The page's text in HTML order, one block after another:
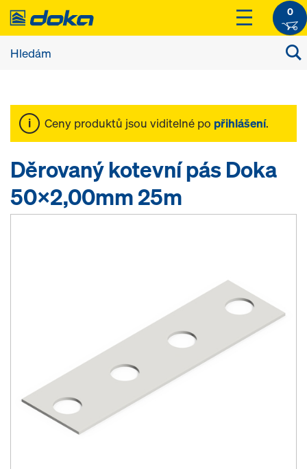
0
Ceny produktů jsou viditelné po přihlášení.
Děrovaný kotevní pás Doka
50x2,00mm 25m